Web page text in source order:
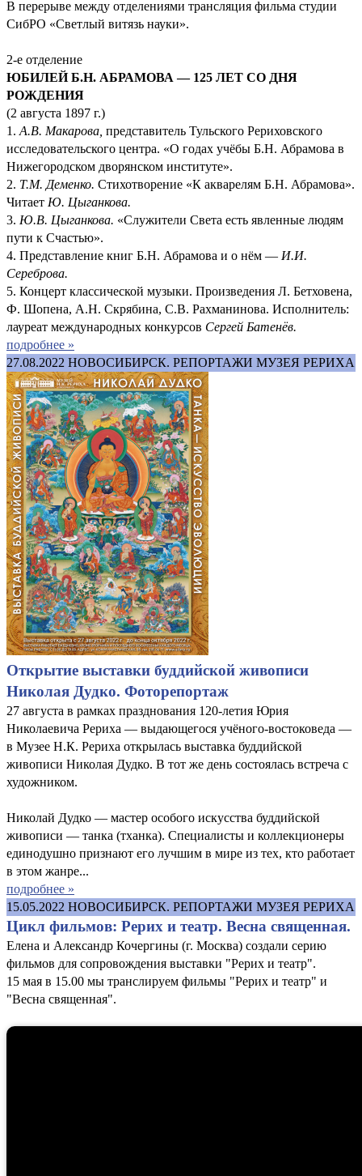
В перерыве между отделениями трансляция фильма студии
СибРО «Светлый витязь науки».
2-е отделение
ЮБИЛЕЙ Б.Н. АБРАМОВА — 125 ЛЕТ СО ДНЯ
РОЖДЕНИЯ
(2 августа 1897 г.)
1. А.В. Макарова, представитель Тульского Рериховского
исследовательского центра. «О годах учёбы Б.Н. Абрамова в
Нижегородском дворянском институте».
2. Т.М. Деменко. Стихотворение «К акварелям Б.Н. Абрамова».
Читает Ю. Цыганкова.
3. Ю.В. Цыганкова. «Служители Света есть явленные людям
пути к Счастью».
4. Представление книг Б.Н. Абрамова и о нём — И.И.
Сереброва.
5. Концерт классической музыки. Произведения Л. Бетховена,
Ф. Шопена, А.Н. Скрябина, С.В. Рахманинова. Исполнитель:
лауреат международных конкурсов Сергей Батенёв.
подробнее »
27.08.2022 НОВОСИБИРСК. РЕПОРТАЖИ МУЗЕЯ РЕРИХА
Открытие выставки буддийской живописи
Николая Дудко. Фоторепортаж
27 августа в рамках празднования 120-летия Юрия
Николаевича Рериха — выдающегося учёного-востоковеда —
в Музее Н.К. Рериха открылась выставка буддийской
живописи Николая Дудко. В тот же день состоялась встреча с
художником.
Николай Дудко — мастер особого искусства буддийской
живописи — танка (тханка). Специалисты и коллекционеры
единодушно признают его лучшим в мире из тех, кто работает
в этом жанре...
подробнее »
15.05.2022 НОВОСИБИРСК. РЕПОРТАЖИ МУЗЕЯ РЕРИХА
Цикл фильмов: Рерих и театр. Весна священная.
Елена и Александр Кочергины (г. Москва) создали серию
фильмов для сопровождения выставки "Рерих и театр".
15 мая в 15.00 мы транслируем фильмы "Рерих и театр" и
"Весна священная".